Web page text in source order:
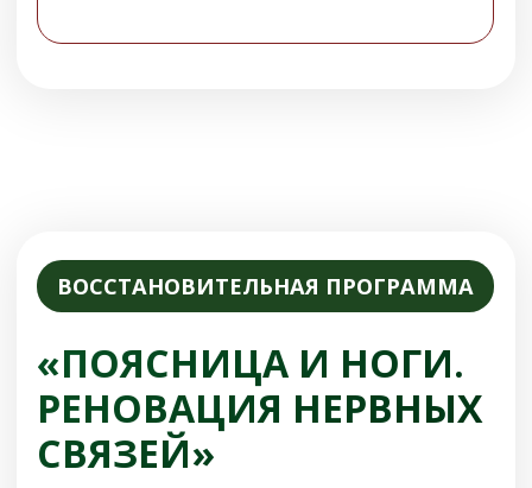
Возможные результаты при
Снизится количество походов в туалет,
больше не будет бесконечных позывов
и ощущения, что снова «надо»
После мочеиспускания не будет
чувства неполного опорожнения
мочевого пузыря
-53%